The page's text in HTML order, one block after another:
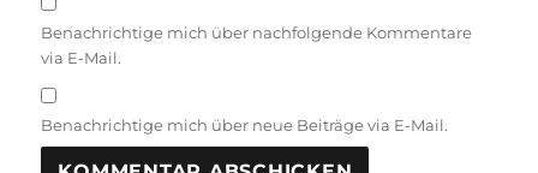
Benachrichtige mich über nachfolgende Kommentare
via E-Mail.
Benachrichtige mich über neue Beiträge via E-Mail.